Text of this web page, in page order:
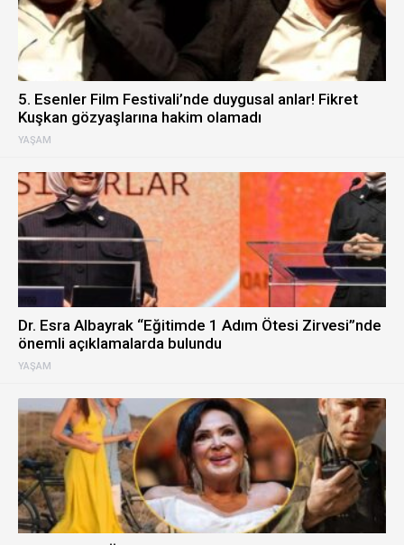
YAŞAM
5. Esenler Film Festivali’nde duygusal anlar! Fikret
Kuşkan gözyaşlarına hakim olamadı
YAŞAM
Dr. Esra Albayrak “Eğitimde 1 Adım Ötesi Zirvesi”nde
önemli açıklamalarda bulundu